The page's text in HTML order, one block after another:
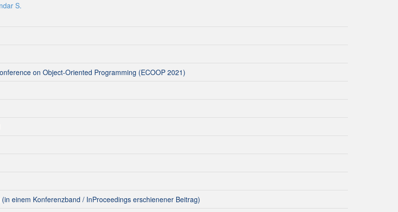
S.
on Object-Oriented Programming (ECOOP 2021)
einem Konferenzband / InProceedings erschienener Beitrag)